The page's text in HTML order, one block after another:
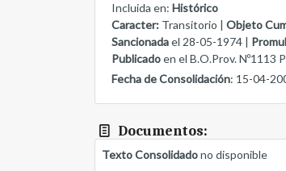
Incluida en: Histórico
Caracter: Transitorio | Objeto
Sancionadael 28-05-1974 |
Publicadoen el B.O.Prov. Nº1113
Fecha de Consolidación: 15-04-
Documentos:
Texto Consolidadono disponible